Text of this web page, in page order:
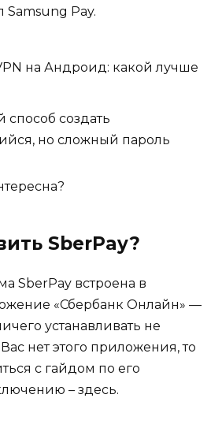
Pay.
на Андроид: какой лучше
создать
но сложный пароль
SberPay?
SberPay встроена в
«Сбербанк Онлайн» —
устанавливать не
нет этого приложения, то
с гайдом по его
– здесь.